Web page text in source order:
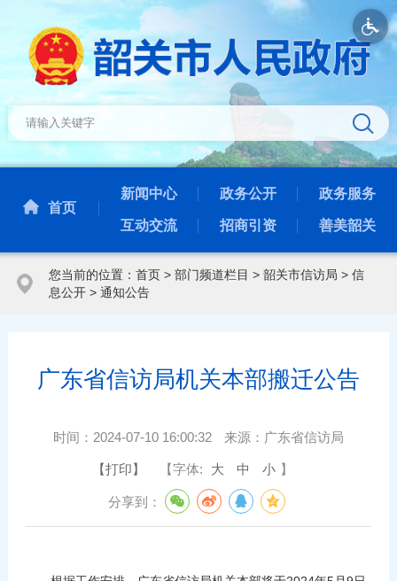
首页
新闻中心 政务公开 政务服务
互动交流 招商引资 善美韶关
您当前的位置： 首页> 部门频道栏目 > 韶关市信访局 > 信
息公开> 通知公告
广东省信访局机关本部搬迁公告
时间： 2024-07-10 16:00:32 来源： 广东省信访局
【打印】 【字体: 大 中 小 】
分享到：